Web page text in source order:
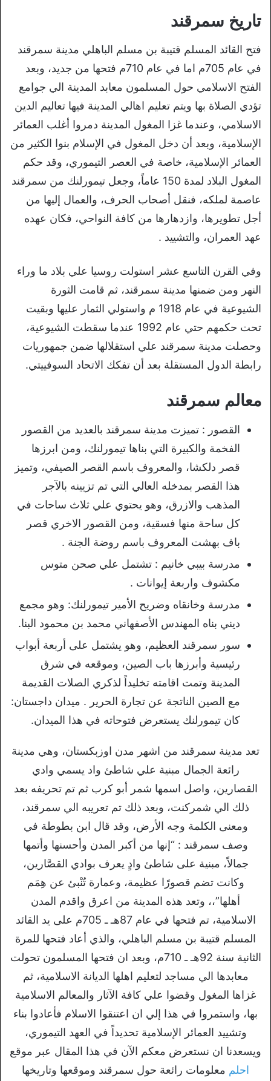
تاريخ سمرقند
فتح القائد المسلم قتيبة بن مسلم الباهلي مدينة سمرقند
في عام 705م اما في عام 710م فتحها من جديد، وبعد
الفتح الاسلامي حول المسلمون معابد المدينة الي جوامع
تؤدي الصلاة بها ويتم تعليم اهالي المدينة فيها تعاليم الدين
الاسلامي، وعندما غزا المغول المدينة دمروا أغلب العمائر
الإسلامية، وبعد أن دخل المغول في الإسلام بنوا الكثير من
العمائر الإسلامية، خاصة في العصر التيموري، وقد حكم
المغول البلاد لمدة 150 عاماً، وجعل تيمورلنك من سمرقند
عاصمة لملكه، فنقل أصحاب الحرف، والعمال إليها من
أجل تطويرها، وازدهارها من كافة النواحي، فكان عهده
عهد العمران، والتشييد .
وفي القرن التاسع عشر استولت روسيا علي بلاد ما وراء
النهر ومن ضمنها مدينة سمرقند، ثم قامت الثورة
الشيوعية في عام 1918 م واستولي الثمار عليها وبقيت
تحت حكمهم حتي عام 1992 عندما سقطت الشيوعية،
وحصلت مدينة سمرقند علي استقلالها ضمن جمهوريات
رابطة الدول المستقلة بعد أن تفكك الاتحاد السوفييتي.
معالم سمرقند
القصور : تميزت مدينة سمرقند بالعديد من القصور
الفخمة والكبيرة التي بناها تيمورلنك، ومن ابرزها
قصر دلكشا، والمعروف باسم القصر الصيفي، وتميز
هذا القصر بمدخله العالي التي تم تزيينه بالآجر
المذهب والازرق، وهو يحتوي علي ثلاث ساحات في
كل ساحة منها فسقية، ومن القصور الاخري قصر
باف بهشت المعروف باسم روضة الجنة .
مدرسة بيبي خانيم : تشتمل علي صحن متوس
مكشوف واربعة إيوانات .
مدرسة وخانقاه وضريح الأمير تيمورلنك: وهو مجمع
ديني بناه المهندس الأصفهاني محمد بن محمود البنا.
سور سمرقند العظيم، وهو يشتمل على أربعة أبواب
رئيسية وأبرزها باب الصين، وموقعه في شرق
المدينة وتمت اقامته تخليداً لذكري الصلات القديمة
مع الصين الناتجة عن تجارة الحرير . ميدان داجستان:
كان تيمورلنك يستعرض فتوحاته في هذا الميدان.
تعد مدينة سمرقند من اشهر مدن اوزبكستان، وهي مدينة
رائعة الجمال مبنية علي شاطئ واد يسمي وادي
القصارين، واصل اسمها شمر أبو كرب ثم تم تحريفه بعد
ذلك الي شمركنت، وبعد ذلك تم تعريبه الي سمرقند،
ومعنى الكلمة وجه الأرض، وقد قال ابن بطوطة في
وصف سمرقند : “إنها من أكبر المدن وأحسنها وأتمها
جمالاً، مبنية على شاطئ وادٍ يعرف بوادي القصَّارين،
وكانت تضم قصورًا عظيمة، وعمارة تُنْبئ عن هِمَم
أهلها”،، وتعد هذه المدينة من اعرق واقدم المدن
الاسلامية، تم فتحها في عام 87هـ ـ 705م على يد القائد
المسلم قتيبة بن مسلم الباهلي، والذي أعاد فتحها للمرة
الثانية سنة 92هـ ـ 710م، وبعد ان فتحها المسلمون تحولت
معابدها الي مساجد لتعليم اهلها الديانة الاسلامية، ثم
غزاها المغول وقضوا علي كافة الآثار والمعالم الاسلامية
بها، واستمروا في هذا إلي ان اعتنقوا الاسلام فأعادوا بناء
وتشييد العمائر الإسلامية تحديداً في العهد التيموري،
ويسعدنا ان نستعرض معكم الآن في هذا المقال عبر موقع
احلم معلومات رائعة حول سمرقند وموقعها وتاريخها